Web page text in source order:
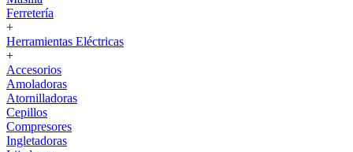
Ferretería
+
Herramientas Eléctricas
+
Accesorios
Amoladoras
Atornilladoras
Cepillos
Compresores
Ingletadoras